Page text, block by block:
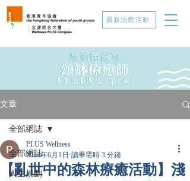
最新治癒活動
文章
全部網誌
人生規劃
全部網誌
【亂世中的森林療癒活動】淺
PLUS Wellness
2023年6月1日 讀畢需時 3 分鐘